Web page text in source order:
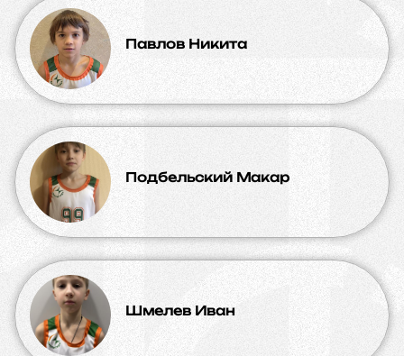
Павлов Никита
Подбельский Макар
Шмелев Иван